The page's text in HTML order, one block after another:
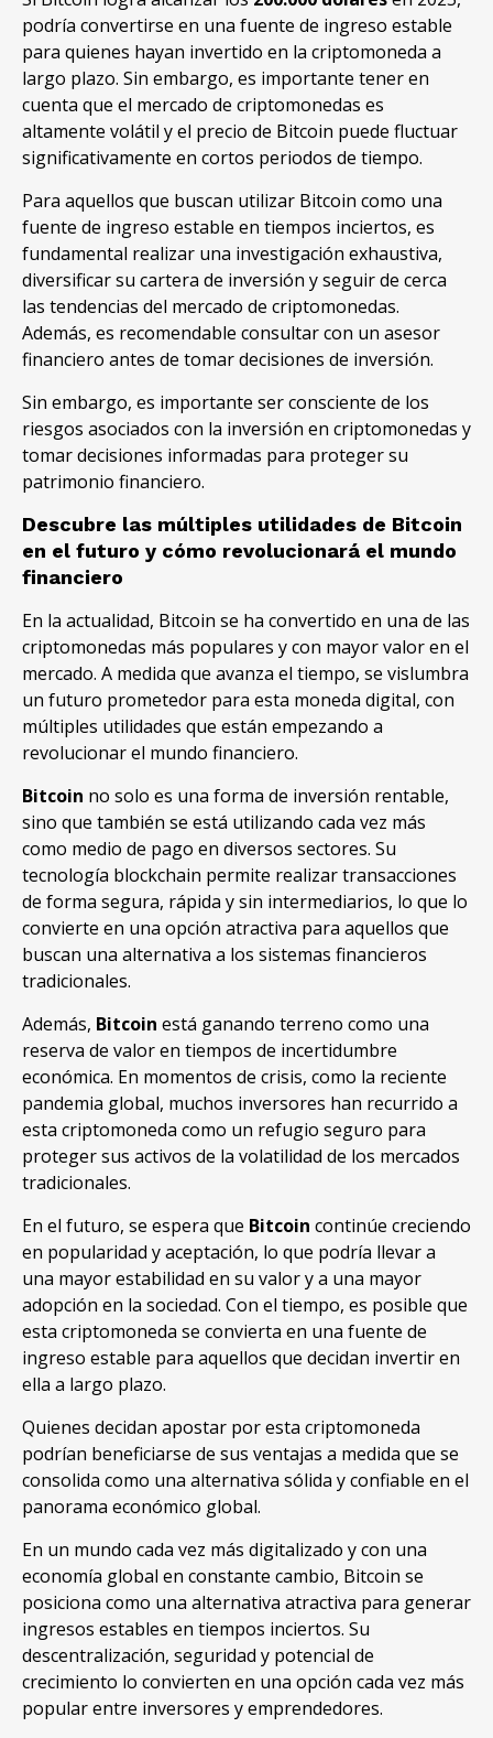
podría convertirse en una fuente de ingreso estable
para quienes hayan invertido en la criptomoneda a
largo plazo. Sin embargo, es importante tener en
cuenta que el mercado de criptomonedas es
altamente volátil y el precio de Bitcoin puede fluctuar
significativamente en cortos periodos de tiempo.
Para aquellos que buscan utilizar Bitcoin como una
fuente de ingreso estable en tiempos inciertos, es
fundamental realizar una investigación exhaustiva,
diversificar su cartera de inversión y seguir de cerca
las tendencias del mercado de criptomonedas.
Además, es recomendable consultar con un asesor
financiero antes de tomar decisiones de inversión.
Sin embargo, es importante ser consciente de los
riesgos asociados con la inversión en criptomonedas y
tomar decisiones informadas para proteger su
patrimonio financiero.
Descubre las múltiples utilidades de Bitcoin
en el futuro y cómo revolucionará el mundo
financiero
En la actualidad, Bitcoin se ha convertido en una de las
criptomonedas más populares y con mayor valor en el
mercado. A medida que avanza el tiempo, se vislumbra
un futuro prometedor para esta moneda digital, con
múltiples utilidades que están empezando a
revolucionar el mundo financiero.
Bitcoin no solo es una forma de inversión rentable,
sino que también se está utilizando cada vez más
como medio de pago en diversos sectores. Su
tecnología blockchain permite realizar transacciones
de forma segura, rápida y sin intermediarios, lo que lo
convierte en una opción atractiva para aquellos que
buscan una alternativa a los sistemas financieros
tradicionales.
Además, Bitcoin está ganando terreno como una
reserva de valor en tiempos de incertidumbre
económica. En momentos de crisis, como la reciente
pandemia global, muchos inversores han recurrido a
esta criptomoneda como un refugio seguro para
proteger sus activos de la volatilidad de los mercados
tradicionales.
En el futuro, se espera que Bitcoin continúe creciendo
en popularidad y aceptación, lo que podría llevar a
una mayor estabilidad en su valor y a una mayor
adopción en la sociedad. Con el tiempo, es posible que
esta criptomoneda se convierta en una fuente de
ingreso estable para aquellos que decidan invertir en
ella a largo plazo.
Quienes decidan apostar por esta criptomoneda
podrían beneficiarse de sus ventajas a medida que se
consolida como una alternativa sólida y confiable en el
panorama económico global.
En un mundo cada vez más digitalizado y con una
economía global en constante cambio, Bitcoin se
posiciona como una alternativa atractiva para generar
ingresos estables en tiempos inciertos. Su
descentralización, seguridad y potencial de
crecimiento lo convierten en una opción cada vez más
popular entre inversores y emprendedores.